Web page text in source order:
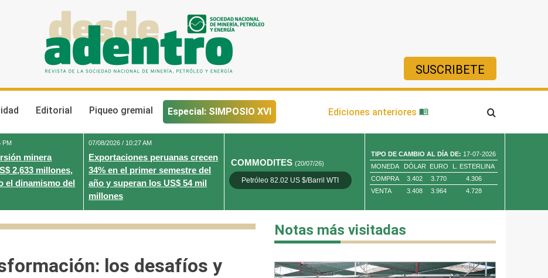
SUSCRIBETE
Editorial Piqueo gremial Especial: SIMPOSIO XVI Ediciones anteriores
PM
minera
2,633 millones,
el dinamismo del
07/08/2026 / 10:27 AM
Exportaciones peruanas crecen
34% en el primer semestre del
año y superan los US$ 54 mil
millones
COMMODITES(20/07/26)
Petróleo 82.02 US $/Barril WTI Oro 4,010.80 US $/ Oz. Tr.
TIPO DE CAMBIO AL DÍA DE: 17-07-2026
MONEDA
DÓLAR EURO
L. ESTERLINA
COMPRA
3.402 3.770
4.306
VENTA
3.408 3.964 4.728
los desafíos y
Notas más visitadas